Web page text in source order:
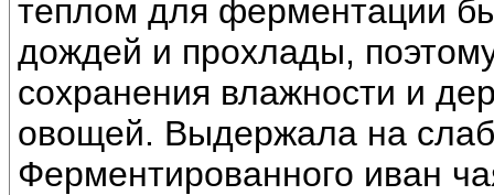
теплом для ферментации
дождей и прохлады,
сохранения влажности и
овощей. Выдержала на
Ферментированного иван